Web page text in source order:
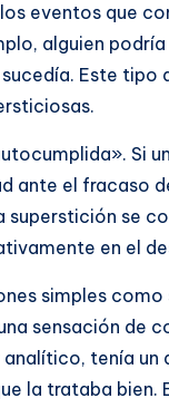
eventos que
alguien podría
Este tipo
Si
ante el fracaso
se
en el
simples
sensación de
tenía un
la trataba bien.